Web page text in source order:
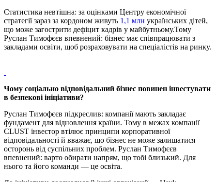
Статистика невтішна: за оцінками Центру економічної
стратегії зараз за кордоном живуть 1,1 млн українських дітей,
що може загострити дефіцит кадрів у майбутньому.Тому
Руслан Тимофєєв впевнений: бізнес має співпрацювати з
закладами освіти, щоб розраховувати на спеціалістів на ринку.
Чому соціально відповідальний бізнес повинен інвестувати
в безпекові ініціативи?
Руслан Тимофєєв підкреслив: компанії мають закладає
фундамент для відновлення країни. Тому в межах компанії
CLUST інвестор втілює принципи корпоративної
відповідальності й вважає, що бізнес не може залишатися
осторонь від суспільних проблем. Руслан Тимофєєв
впевнений: варто обирати напрям, що тобі близький. Для
нього та його команди — це освіта.